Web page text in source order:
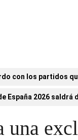
con los partidos
España 2026
una